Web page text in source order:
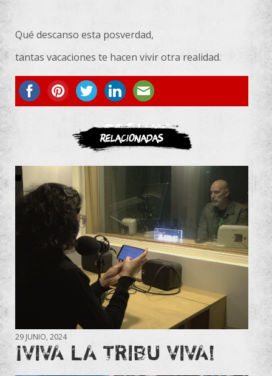
Qué descanso esta posverdad,
tantas vacaciones te hacen vivir otra realidad.
ASOCIATE
Relacionadas
29 JUNIO, 2024
¡VIVA LA TRIBU VIVA!